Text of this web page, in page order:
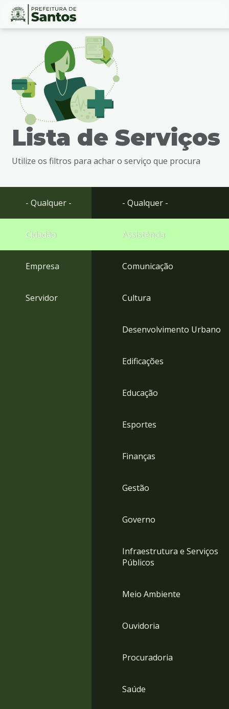
Ir
busca
Ir
rodapé
Conteúdo
Lista de Serviços
Utilize os filtros para achar o serviço que procura
- Qualquer -
Cidadão
Empresa
Servidor
- Qualquer -
Assistência
Comunicação
Cultura
Desenvolvimento Urbano
Edificações
Educação
Esportes
Finanças
Gestão
Governo
Infraestrutura e Serviços
Públicos
Meio Ambiente
Ouvidoria
Procuradoria
Saúde